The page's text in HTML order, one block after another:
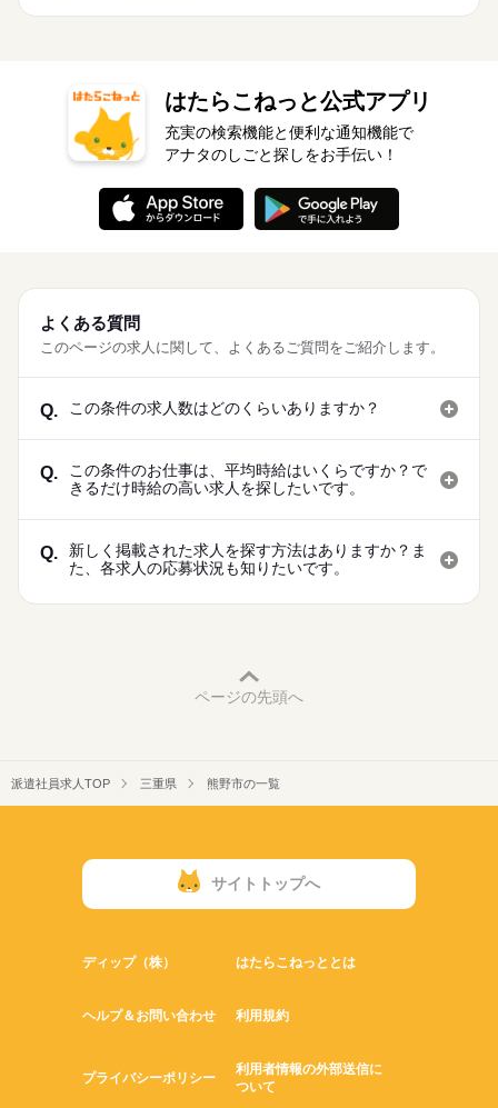
はたらこねっと公式アプリ
充実の検索機能と便利な通知機能で
アナタのしごと探しをお手伝い！
よくある質問
このページの求人に関して、よくあるご質問をご紹介します。
Q. この条件の求人数はどのくらいありますか？
Q.
この条件のお仕事は、平均時給はいくらですか？で
きるだけ時給の高い求人を探したいです。
Q.
新しく掲載された求人を探す方法はありますか？ま
た、各求人の応募状況も知りたいです。
ページの先頭へ
派遣社員求人TOP 三重県 熊野市の一覧
サイトトップへ
ディップ（株） はたらこねっととは
ヘルプ＆お問い合わせ 利用規約
プライバシーポリシー
利用者情報の外部送信に
ついて